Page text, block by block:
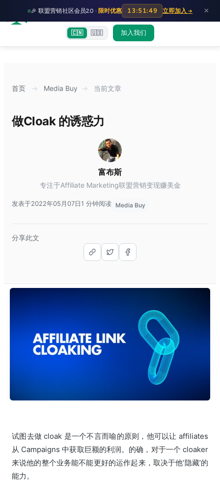
🎉 联盟营销社区会员2.0 · 限时优惠 13:51:49 立即加入 → ×
富裕者联盟 首页文章训练营
HOT
出海教程 认知偏差指南社群交流
🇨🇳 🇺🇸 加入我们
首页 → Media Buy → 当前文章
做Cloak 的诱惑力
富布斯
专注于Affiliate Marketing联盟营销变现赚美金
发表于2022年05月07日1 分钟阅读 Media Buy
分享此文
试图去做 cloak 是一个不言而喻的原则，他可以让 affiliates
从 Campaigns 中获取巨额的利润。的确，对于一个 cloaker
来说他的整个业务能不能更好的运作起来，取决于他‘隐藏’的
能力。